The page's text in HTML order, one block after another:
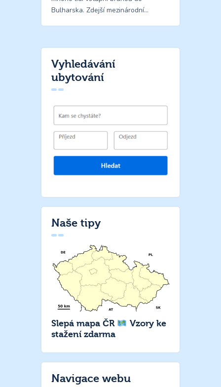
Bulharska. Zdejší mezinárodní…
Vyhledávání
ubytování
Naše tipy
Slepá mapa ČR
Vzory ke
stažení zdarma
Navigace webu